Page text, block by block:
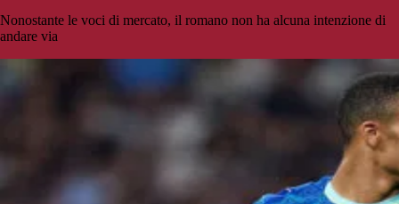
Nonostante le voci di mercato, il romano non ha alcuna intenzione di
andare via